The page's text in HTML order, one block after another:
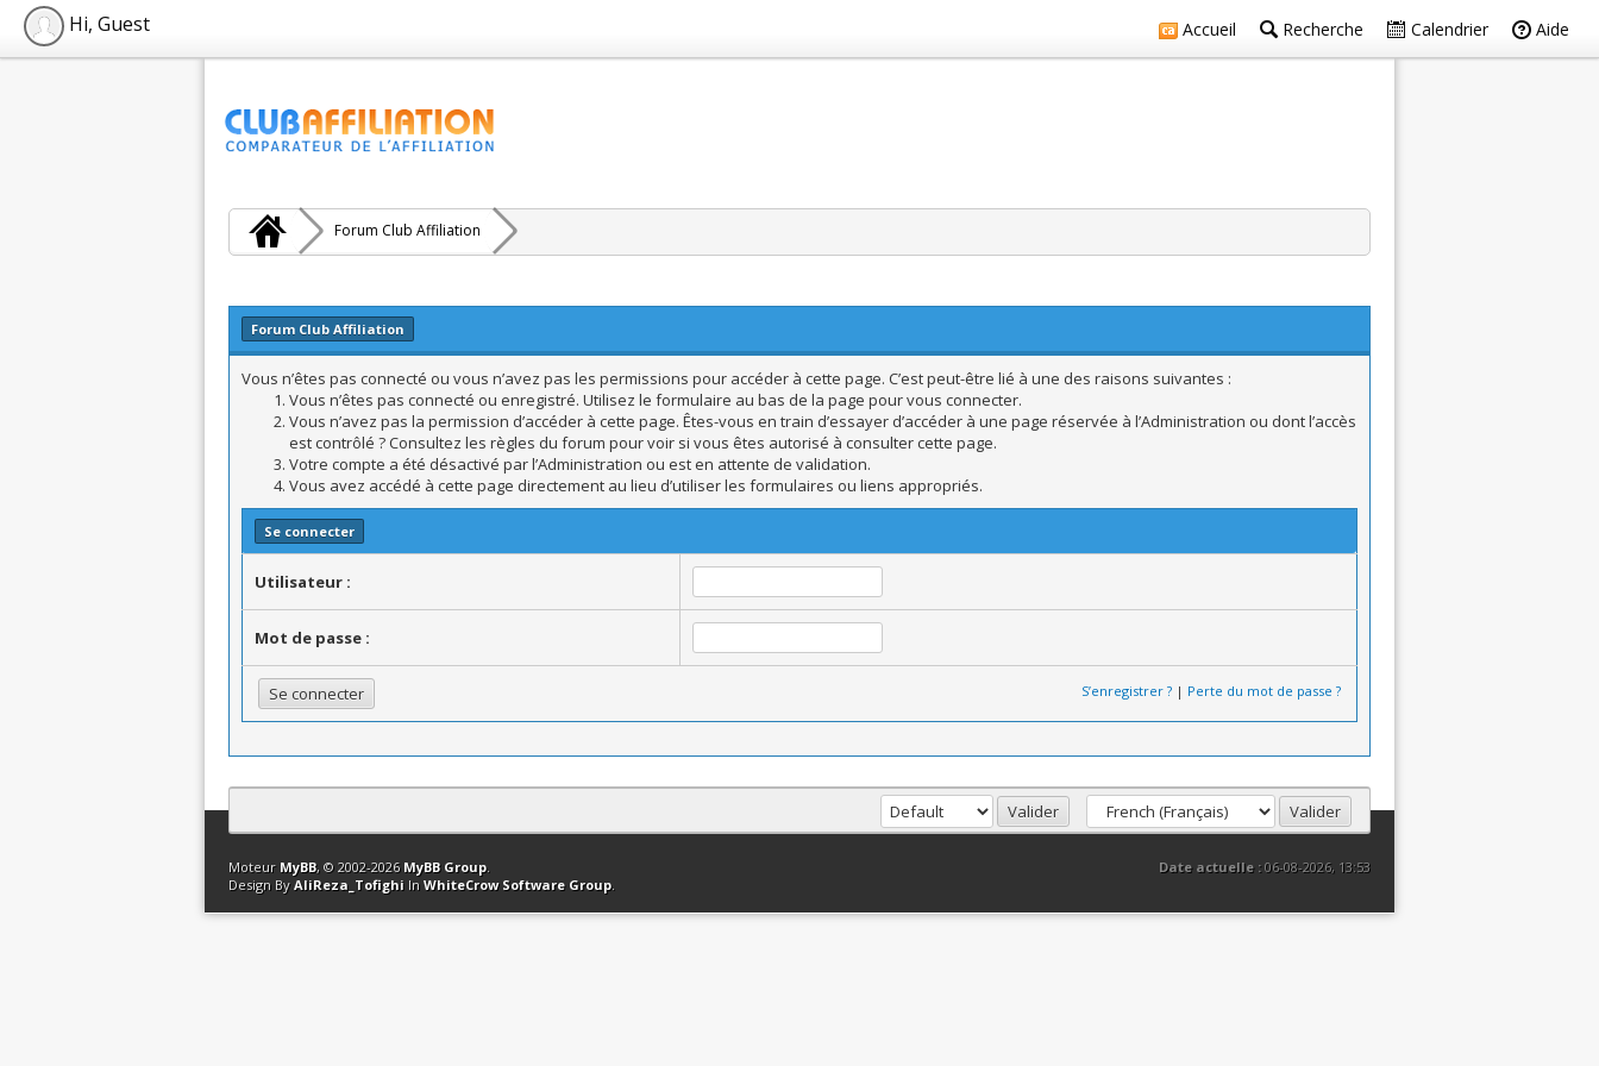
Accueil Recherche Calendrier Aide
Hi, Guest
Forum Club Affiliation
Forum Club Affiliation
Vous n’êtes pas connecté ou vous n’avez pas les permissions pour accéder à cette page. C’est peut-être lié à une des raisons suivantes :
Vous n’êtes pas connecté ou enregistré. Utilisez le formulaire au bas de la page pour vous connecter.
Vous n’avez pas la permission d’accéder à cette page. Êtes-vous en train d’essayer d’accéder à une page réservée à l’Administration ou dont l’accès
est contrôlé ? Consultez les règles du forum pour voir si vous êtes autorisé à consulter cette page.
Votre compte a été désactivé par l’Administration ou est en attente de validation.
Vous avez accédé à cette page directement au lieu d’utiliser les formulaires ou liens appropriés.
Se connecter
Utilisateur :
Mot de passe :
S’enregistrer ? | Perte du mot de passe ?
Contact Club Affiliation Retourner en haut Version bas-débit (Archivé) Syndication RSS
Date actuelle :06-08-2026, 13:53
Moteur MyBB, © 2002-2026 MyBB Group.
Design By AliReza_Tofighi In WhiteCrow Software Group.